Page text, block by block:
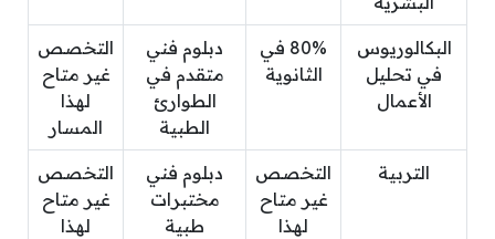
البكالوريوس
في تحليل
الأعمال
80% في
الثانوية
دبلوم فني
متقدم في
الطوارئ
الطبية
التخصص
غير متاح
لهذا
المسار
التربية
التخصص
غير متاح
لهذا
دبلوم فني
مختبرات
طبية
التخصص
غير متاح
لهذا